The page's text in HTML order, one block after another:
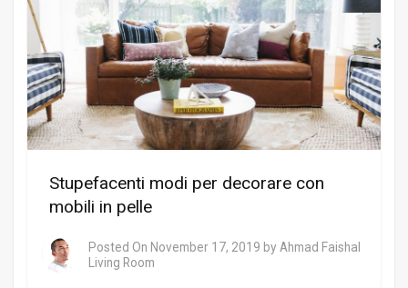
Stupefacenti modi per decorare con
mobili in pelle
Posted On November 17, 2019 by Ahmad Faishal
Living Room